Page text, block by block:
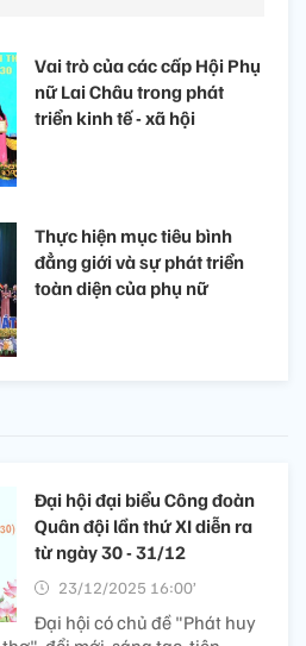
Vai trò của các cấp Hội Phụ
nữ Lai Châu trong phát
triển kinh tế - xã hội
Thực hiện mục tiêu bình
đẳng giới và sự phát triển
toàn diện của phụ nữ
Đại hội đại biểu Công đoàn
Quân đội lần thứ XI diễn ra
từ ngày 30 - 31/12
23/12/2025 16:00’
Đại hội có chủ đề "Phát huy